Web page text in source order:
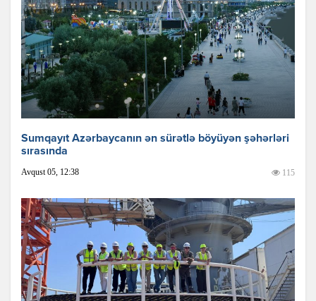
Sumqayıt Azərbaycanın ən sürətlə böyüyən şəhərləri
sırasında
Avqust 05, 12:38 115